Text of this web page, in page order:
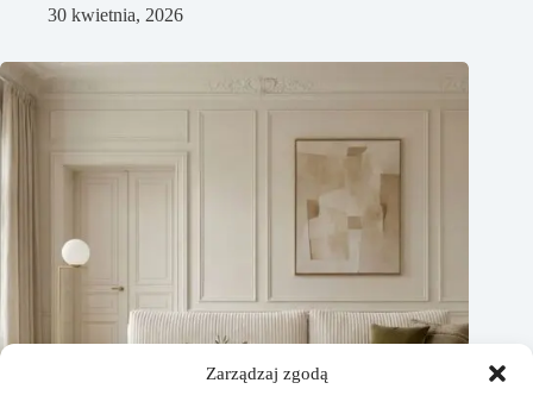
Zarządzaj zgodą
30 kwietnia, 2026